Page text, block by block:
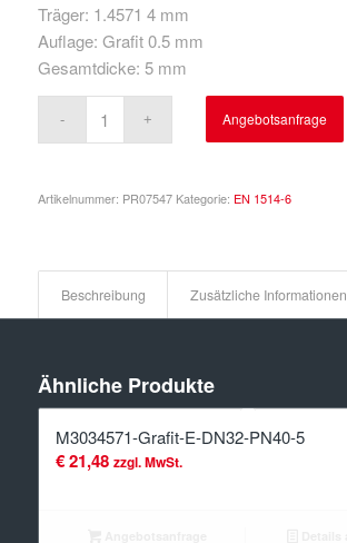
Träger: 1.4571 4 mm
Auflage: Grafit 0.5 mm
Gesamtdicke: 5 mm
Angebotsanfrage
Artikelnummer: PR07547 Kategorie: EN 1514-6
Beschreibung Zusätzliche Informationen
Ähnliche Produkte
M3034571-Grafit-E-DN32-PN40-5
€21,48 zzgl. MwSt.